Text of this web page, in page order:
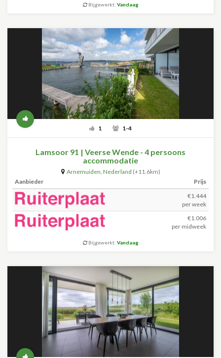
Bijgewerkt: Vandaag
1 1-4
Lamsoor 91 | Veerse Wende - 4 persoons
accommodatie
Arnemuiden, Nederland (+11.6km)
Aanbieder
Prijs
€1.444
per week
€1.006
per midweek
Bijgewerkt: Vandaag